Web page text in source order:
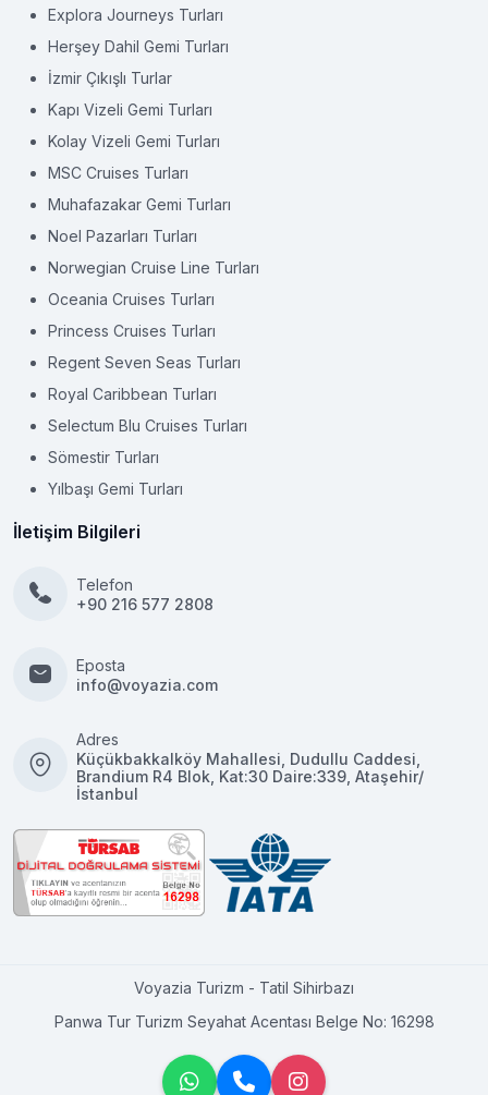
Explora Journeys Turları
Herşey Dahil Gemi Turları
İzmir Çıkışlı Turlar
Kapı Vizeli Gemi Turları
Kolay Vizeli Gemi Turları
MSC Cruises Turları
Muhafazakar Gemi Turları
Noel Pazarları Turları
Norwegian Cruise Line Turları
Oceania Cruises Turları
Princess Cruises Turları
Regent Seven Seas Turları
Royal Caribbean Turları
Selectum Blu Cruises Turları
Sömestir Turları
Yılbaşı Gemi Turları
İletişim Bilgileri
Telefon
+90 216 577 2808
Eposta
info@voyazia.com
Adres
Küçükbakkalköy Mahallesi, Dudullu Caddesi,
Brandium R4 Blok, Kat:30 Daire:339, Ataşehir/
İstanbul
Voyazia Turizm - Tatil Sihirbazı
Panwa Tur Turizm Seyahat Acentası Belge No: 16298